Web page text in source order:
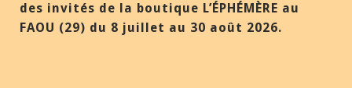
des invités de la boutique L’ÉPHÉMÈRE au
FAOU (29) du 8 juillet au 30 août 2026.